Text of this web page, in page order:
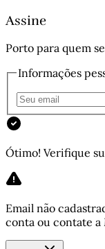
Assine
Porto para quem
Informações
Ótimo! Verifique
Email não
conta ou contate a